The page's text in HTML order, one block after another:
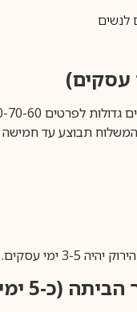
לנשים
1-700-50-70-60).
ימי עסקים.
(כ-5 ימי עסקים)